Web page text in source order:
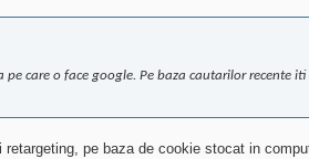
care o face google. Pe baza cautarilor recente
pe baza de cookie stocat in